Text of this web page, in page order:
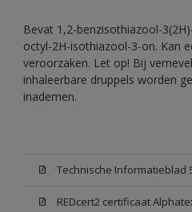
Bevat 1,2-benzisothiazool-
octyl-2H-isothiazool-3-on. Kan
veroorzaken. Let op! Bij
inhaleerbare druppels worden
inademen.
REDcert2 certificaat